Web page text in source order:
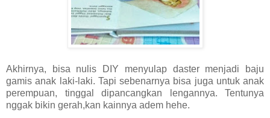
Akhirnya, bisa nulis DIY menyulap daster menjadi baju
gamis anak laki-laki. Tapi sebenarnya bisa juga untuk anak
perempuan, tinggal dipancangkan lengannya. Tentunya
nggak bikin gerah,kan kainnya adem hehe.